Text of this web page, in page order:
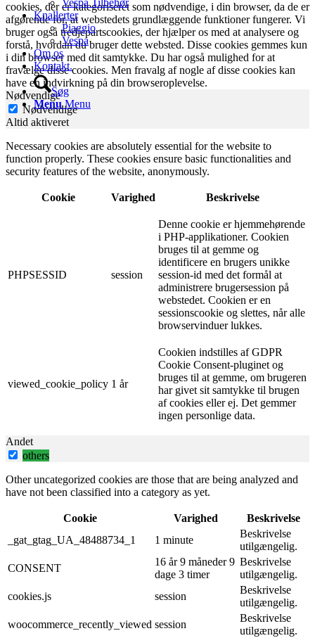
Vespa Tilbehør
Knallerter
Piaggio
Vespa
Om os
Kontakt.
Søg
Menu Menu
cookies, der er kategoriseret som nødvendige, i din browser, da de er
afgørende for, at webstedets grundlæggende funktioner fungerer. Vi
bruger også tredjepartscookies, der hjælper os med at analysere og
forstå, hvordan du bruger dette websted. Disse cookies gemmes kun
i din browser med dit samtykke. Du har også mulighed for at
fravælge disse cookies. Men fravalg af nogle af disse cookies kan
have en indvirkning på din browseroplevelse.
Nødvendige
Nødvendige
Altid aktiveret
Necessary cookies are absolutely essential for the website to
function properly. These cookies ensure basic functionalities and
security features of the website, anonymously.
Cookie Varighed Beskrivelse
PHPSESSID session
Denne cookie er hjemmehørende
i PHP-applikationer. Cookien
bruges til at gemme og
identificere en brugers unikke
session-id med det formål at
administrere brugersession på
webstedet. Cookien er en
sessionscookie og slettes, når alle
browservinduer lukkes.
viewed_cookie_policy 1 år
Cookien indstilles af GDPR
Cookie Consent-pluginet og
bruges til at gemme, om brugeren
har givet sit samtykke til brugen
af ​​cookies eller ej. Det gemmer
ingen personlige data.
Andet
others
Other uncategorized cookies are those that are being analyzed and
have not been classified into a category as yet.
Cookie Varighed
Beskrivelse
_gat_gtag_UA_48488734_1
1 minute
Beskrivelse
utilgængelig.
CONSENT
16 år 9 måneder 9
dage 3 timer
Beskrivelse
utilgængelig.
cookies.js
session
Beskrivelse
utilgængelig.
woocommerce_recently_viewed session
Beskrivelse
utilgængelig.